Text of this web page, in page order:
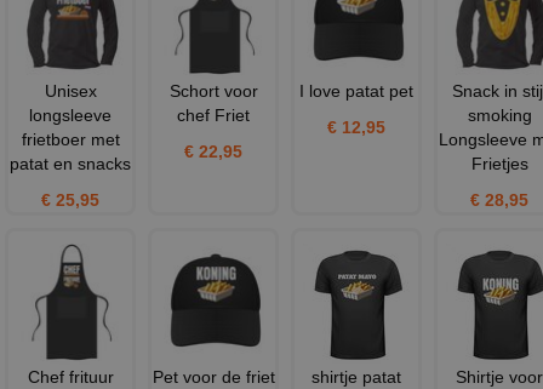
Unisex
longsleeve
frietboer met
patat en snacks
€ 25,95
Schort voor
chef Friet
€ 22,95
I love patat pet
€ 12,95
Snack in
smoking
Longsleeve
Frietjes
€ 28,95
Chef frituur
Pet voor de friet
shirtje patat
Shirtje voor